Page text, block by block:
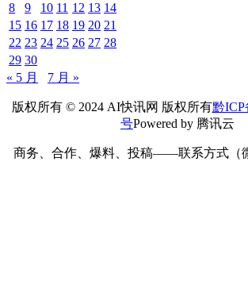
8
9 10 11 12 13 14
15 16 17 18 19 20 21
22 23 24 25 26 27 28
29 30
« 5 月
7 月 »
版权所有 © 2024 AI快讯网 版权所有黔ICP
号Powered by 腾讯云
商务、合作、爆料、投稿——联系方式（